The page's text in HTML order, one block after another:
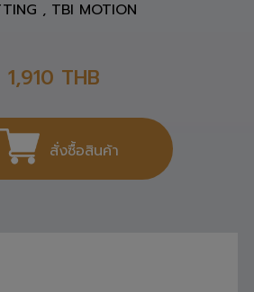
, TBI MOTION
1,910 THB
สั่งซื้อสินค้า